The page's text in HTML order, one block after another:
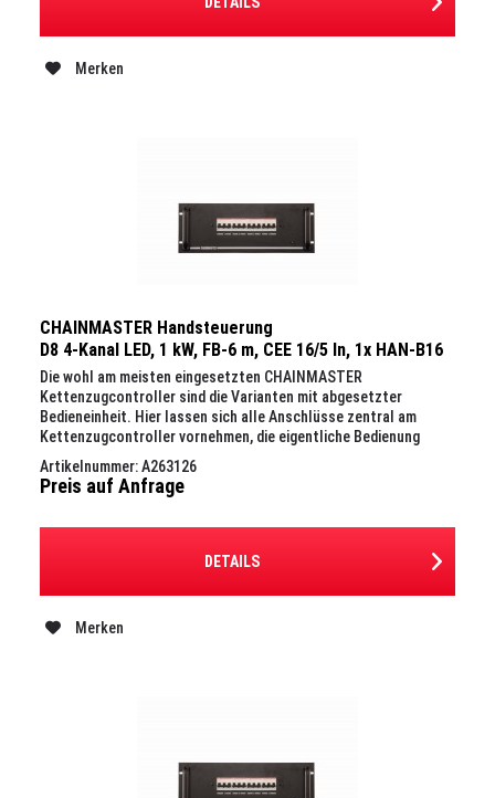
Merken
CHAINMASTER Handsteuerung
D8 4-Kanal LED, 1 kW, FB-6 m, CEE 16/5 In, 1x HAN-B16
Out, 19", 4 HE
Die wohl am meisten eingesetzten CHAINMASTER
Kettenzugcontroller sind die Varianten mit abgesetzter
Bedieneinheit. Hier lassen sich alle Anschlüsse zentral am
Kettenzugcontroller vornehmen, die eigentliche Bedienung
erfolgt über das...
Artikelnummer: A263126
Preis auf Anfrage
DETAILS
Merken